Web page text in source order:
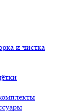
и чистка